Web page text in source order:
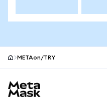
METAon/TRY